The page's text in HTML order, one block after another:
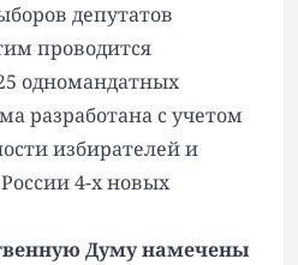
депутатов
проводится
одномандатных
разработана с учетом
избирателей и
4-х новых
Думу намечены